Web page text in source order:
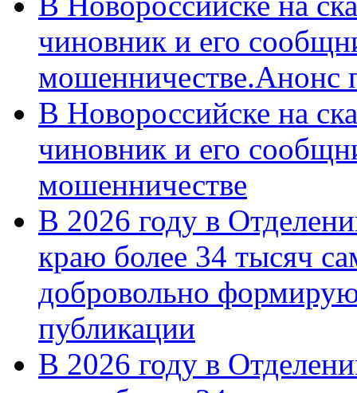
чиновник и его
мошенничестве.Анонс
В Новороссийске на
чиновник и его
мошенничестве
В 2026 году в
краю более 34 тысяч
добровольно
публикации
В 2026 году в